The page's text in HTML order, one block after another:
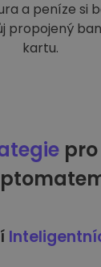
a peníze si
propojený
kartu.